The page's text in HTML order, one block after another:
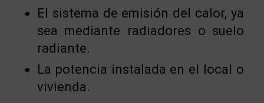
El sistema de emisión del calor, ya
sea mediante radiadores o suelo
radiante.
La potencia instalada en el local o
vivienda.